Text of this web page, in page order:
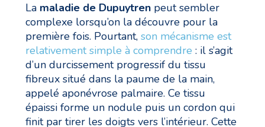
La maladie de Dupuytren peut sembler
complexe lorsqu’on la découvre pour la
première fois. Pourtant, son mécanisme est
relativement simple à comprendre : il s’agit
d’un durcissement progressif du tissu
fibreux situé dans la paume de la main,
appelé aponévrose palmaire. Ce tissu
épaissi forme un nodule puis un cordon qui
finit par tirer les doigts vers l’intérieur. Cette